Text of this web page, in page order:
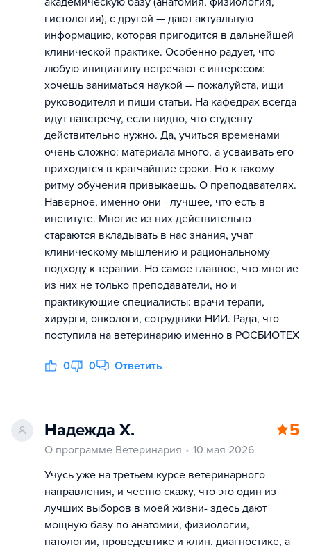
гистология), с другой — дают актуальную
информацию, которая пригодится в дальнейшей
клинической практике. Особенно радует, что
любую инициативу встречают с интересом:
хочешь заниматься наукой — пожалуйста, ищи
руководителя и пиши статьи. На кафедрах всегда
идут навстречу, если видно, что студенту
действительно нужно. Да, учиться временами
очень сложно: материала много, а усваивать его
приходится в кратчайшие сроки. Но к такому
ритму обучения привыкаешь. О преподавателях.
Наверное, именно они - лучшее, что есть в
институте. Многие из них действительно
стараются вкладывать в нас знания, учат
клиническому мышлению и рациональному
подходу к терапии. Но самое главное, что многие
из них не только преподаватели, но и
практикующие специалисты: врачи терапи,
хирурги, онкологи, сотрудники НИИ. Рада, что
поступила на ветеринарию именно в РОСБИОТЕХ
0 0 Ответить
Надежда Х. 5
О программе Ветеринария
10 мая 2026
Учусь уже на третьем курсе ветеринарного
направления, и честно скажу, что это один из
лучших выборов в моей жизни- здесь дают
мощную базу по анатомии, физиологии,
патологии, проведевтике и клин. диагностике, а